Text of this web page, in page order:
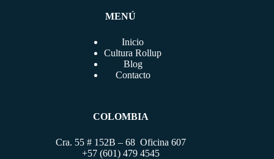
MENÚ
Inicio
Cultura Rollup
Blog
Contacto
COLOMBIA
Cra. 55 # 152B – 68 Oficina 607
+57 (601) 479 4545